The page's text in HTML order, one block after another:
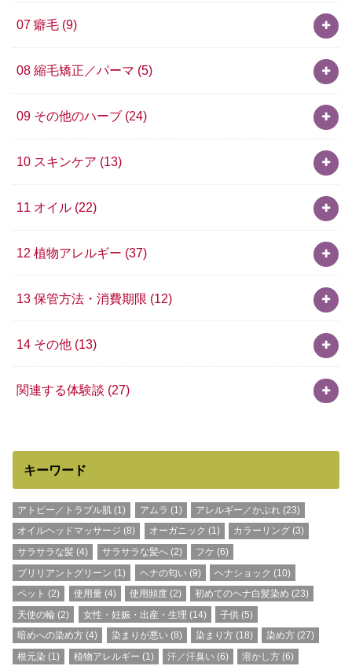
07 癖毛 (9)
08 縮毛矯正／パーマ (5)
09 その他のハーブ (24)
10 スキンケア (13)
11 オイル (22)
12 植物アレルギー (37)
13 保管方法・消費期限 (12)
14 その他 (13)
関連する体験談 (27)
キーワード
アトピー／トラブル肌 (1) アムラ (1) アレルギー／かぶれ(23)
オイルヘッドマッサージ (8) オーガニック (1) カラーリング(3)
サラサラな髪 (4) サラサラな髪へ(2) フケ (6)
ブリリアントグリーン (1) ヘナの匂い(9) ヘナショック (10)
ペット (2) 使用量(4) 使用頻度(2) 初めてのヘナ白髪染め (23)
天使の輪 (2) 女性・妊娠・出産・生理 (14) 子供(5)
暗めへの染め方 (4) 染まりが悪い(8) 染まり方(18) 染め方 (27)
根元染 (1) 植物アレルギー (1) 汗／汗臭い(6) 溶かし方 (6)